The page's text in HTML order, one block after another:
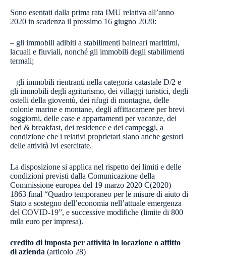
Sono esentati dalla prima rata IMU relativa all’anno
2020 in scadenza il prossimo 16 giugno 2020:
– gli immobili adibiti a stabilimenti balneari marittimi,
lacuali e fluviali, nonché gli immobili degli stabilimenti
termali;
– gli immobili rientranti nella categoria catastale D/2 e
gli immobili degli agriturismo, dei villaggi turistici, degli
ostelli della gioventù, dei rifugi di montagna, delle
colonie marine e montane, degli affittacamere per brevi
soggiorni, delle case e appartamenti per vacanze, dei
bed & breakfast, dei residence e dei campeggi, a
condizione che i relativi proprietari siano anche gestori
delle attività ivi esercitate.
La disposizione si applica nel rispetto dei limiti e delle
condizioni previsti dalla Comunicazione della
Commissione europea del 19 marzo 2020 C(2020)
1863 final “Quadro temporaneo per le misure di aiuto di
Stato a sostegno dell’economia nell’attuale emergenza
del COVID-19”, e successive modifiche (limite di 800
mila euro per impresa).
credito di imposta per attività in locazione o affitto
di azienda (articolo 28)